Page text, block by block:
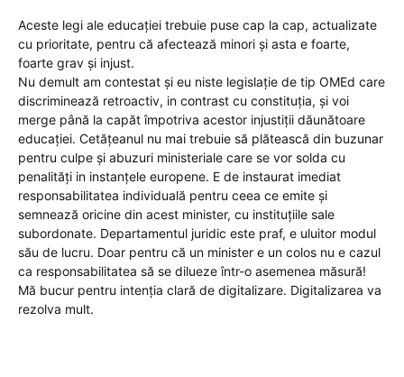
Aceste legi ale educației trebuie puse cap la cap, actualizate
cu prioritate, pentru că afectează minori și asta e foarte,
foarte grav și injust.
Nu demult am contestat și eu niste legislație de tip OMEd care
discriminează retroactiv, in contrast cu constituția, și voi
merge până la capăt împotriva acestor injustiții dăunătoare
educației. Cetățeanul nu mai trebuie să plătească din buzunar
pentru culpe și abuzuri ministeriale care se vor solda cu
penalități in instanțele europene. E de instaurat imediat
responsabilitatea individuală pentru ceea ce emite și
semnează oricine din acest minister, cu instituțiile sale
subordonate. Departamentul juridic este praf, e uluitor modul
său de lucru. Doar pentru că un minister e un colos nu e cazul
ca responsabilitatea să se dilueze într-o asemenea măsură!
Mă bucur pentru intenția clară de digitalizare. Digitalizarea va
rezolva mult.